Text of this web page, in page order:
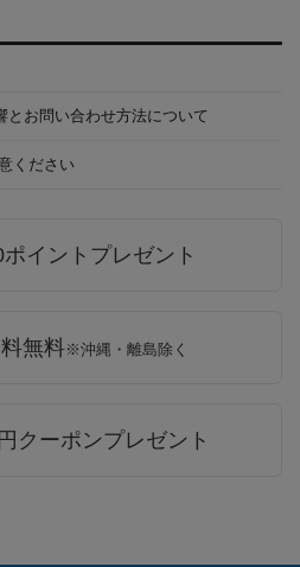
とお問い合わせ方法について
ください
イントプレゼント
無料※沖縄・離島除く
クーポンプレゼント